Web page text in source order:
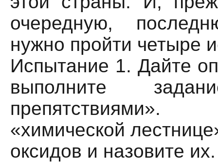
очередную,
нужно пройти четыре
Испытание 1. Дайте
выполните
«химической
оксидов и назовите их.